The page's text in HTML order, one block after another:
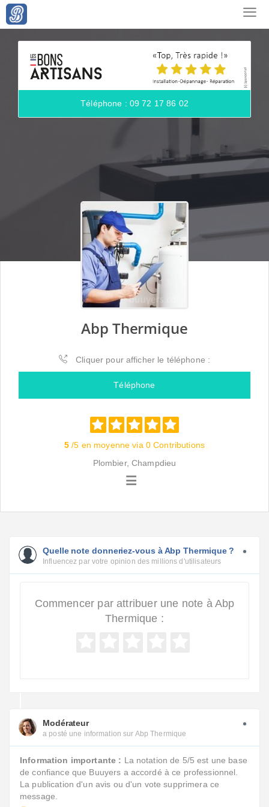
Téléphone : 09 72 17 86 02
Abp Thermique
Cliquer pour afficher le téléphone :
Téléphone
5 /5 en moyenne via 0 Contributions
Plombier, Champdieu
Quelle note donneriez-vous à Abp Thermique ?
Influencez par votre opinion des millions d'utilisateurs
Commencer par attribuer une note à Abp
Thermique :
Modérateur
a posté une information sur Abp Thermique
Information importante : La notation de 5/5 est une base
de confiance que Buuyers a accordé à ce professionnel.
La publication d'un avis ou d'un vote supprimera ce
message.